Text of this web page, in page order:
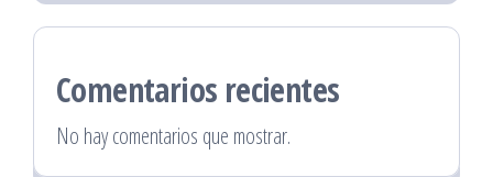
Comentarios recientes
No hay comentarios que mostrar.